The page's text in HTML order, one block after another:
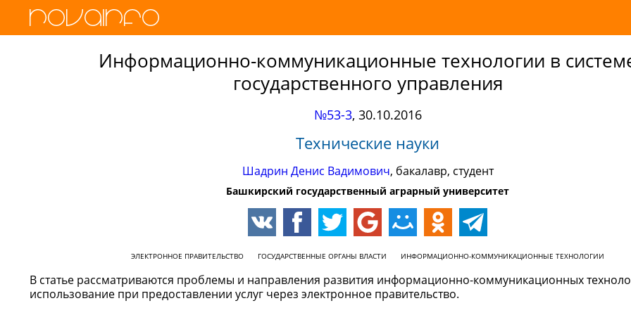
Информационно-коммуникационные технологии в
государственного управления
№53-3, 30.10.2016
Технические науки
Шадрин Денис Вадимович, бакалавр, студент
Башкирский государственный аграрный университет
ЭЛЕКТРОННОЕ ПРАВИТЕЛЬСТВО ГОСУДАРСТВЕННЫЕ ОРГАНЫ ВЛАСТИ ИНФОРМАЦИОННО-КОММУНИКАЦИОННЫЕ ТЕХНОЛОГИИ
В статье рассматриваются проблемы и направления развития информационно-коммуникационных
использование при предоставлении услуг через электронное правительство.